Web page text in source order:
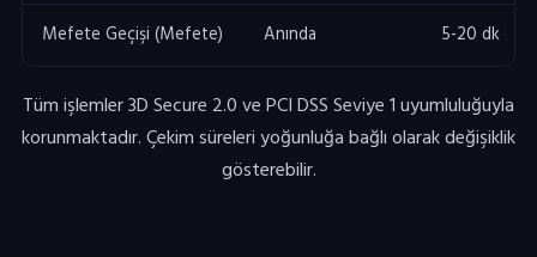
Mefete Geçişi (Mefete) Anında 5-20 dk
Tüm işlemler 3D Secure 2.0 ve PCI DSS Seviye 1 uyumluluğuyla
korunmaktadır. Çekim süreleri yoğunluğa bağlı olarak değişiklik
gösterebilir.